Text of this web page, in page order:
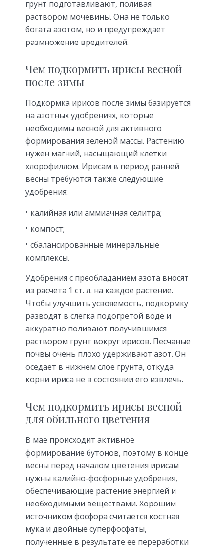
грунт подготавливают, поливая
раствором мочевины. Она не только
богата азотом, но и предупреждает
размножение вредителей.
Чем подкормить ирисы весной
после зимы
Подкормка ирисов после зимы базируется
на азотных удобрениях, которые
необходимы весной для активного
формирования зеленой массы. Растению
нужен магний, насыщающий клетки
хлорофиллом. Ирисам в период ранней
весны требуются также следующие
удобрения:
калийная или аммиачная селитра;
компост;
сбалансированные минеральные
комплексы.
Удобрения с преобладанием азота вносят
из расчета 1 ст. л. на каждое растение.
Чтобы улучшить усвояемость, подкормку
разводят в слегка подогретой воде и
аккуратно поливают получившимся
раствором грунт вокруг ирисов. Песчаные
почвы очень плохо удерживают азот. Он
оседает в нижнем слое грунта, откуда
корни ириса не в состоянии его извлечь.
Чем подкормить ирисы весной
для обильного цветения
В мае происходит активное
формирование бутонов, поэтому в конце
весны перед началом цветения ирисам
нужны калийно-фосфорные удобрения,
обеспечивающие растение энергией и
необходимыми веществами. Хорошим
источником фосфора считается костная
мука и двойные суперфосфаты,
полученные в результате ее переработки